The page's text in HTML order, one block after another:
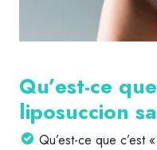
Qu’est-ce
liposuccion
Qu’est-ce que c’est